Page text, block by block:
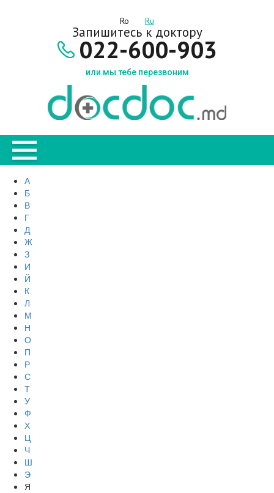
Ro Ru
Запишитесь к доктору
022-600-903
или мы тебе перезвоним
А
Б
В
Г
Д
Ж
З
И
Й
К
Л
М
Н
О
П
Р
С
Т
У
Ф
Х
Ц
Ч
Ш
Э
Я